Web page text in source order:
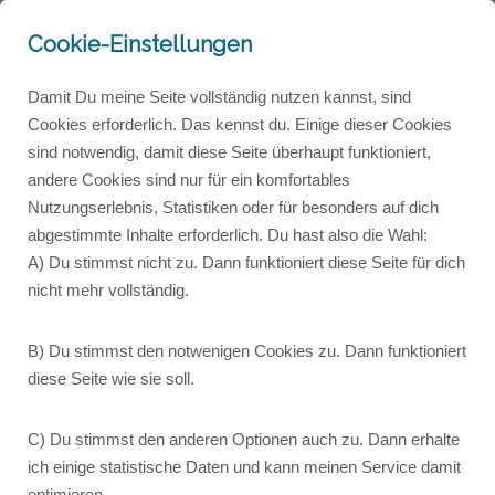
- Sprech-Briefe für dich-
Willst du in Kontakt bleiben und Post
von mir bekommen? Dann hol dir hier
meinen Newsletter!
Du vielleicht auch?
wieder aufleben lassen und mit dir (und einigen weiteren
Lesern*) meine Gedanken teilen. Natürlich wird es hier
Cookie-Einstellungen
Damit Du meine Seite vollständig nutzen kannst, sind
Cookies erforderlich. Das kennst du. Einige dieser Cookies
sind notwendig, damit diese Seite überhaupt funktioniert,
andere Cookies sind nur für ein komfortables
Nutzungserlebnis, Statistiken oder für besonders auf dich
abgestimmte Inhalte erforderlich. Du hast also die Wahl:
A) Du stimmst nicht zu. Dann funktioniert diese Seite für dich
nicht mehr vollständig.
B) Du stimmst den notwenigen Cookies zu. Dann funktioniert
diese Seite wie sie soll.
C) Du stimmst den anderen Optionen auch zu. Dann erhalte
ich einige statistische Daten und kann meinen Service damit